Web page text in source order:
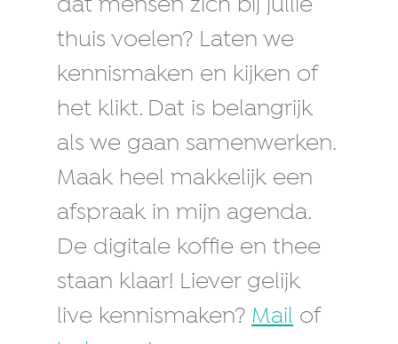
dat mensen zich bij jullie
thuis voelen? Laten we
kennismaken en kijken of
het klikt. Dat is belangrijk
als we gaan samenwerken.
Maak heel makkelijk een
afspraak in mijn agenda.
De digitale koffie en thee
staan klaar! Liever gelijk
live kennismaken? Mail of